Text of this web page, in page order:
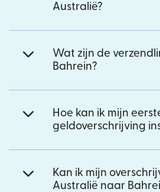
Australië?
Wat zijn de
Bahrein?
Hoe kan ik mijn
geldoverschrijving
Kan ik mijn
Australië naar